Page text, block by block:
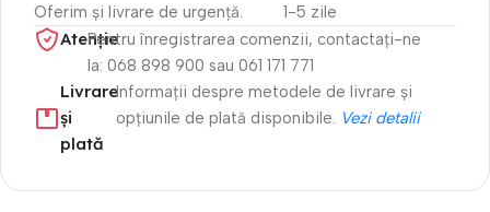
Oferim și livrare de urgență.
1-5 zile
Atenție​Pentru înregistrarea comenzii, contactați-ne
la: 068 898 900 sau 061 171 771
Livrare
și
plată
Informații despre metodele de livrare și
opțiunile de plată disponibile. Vezi detalii